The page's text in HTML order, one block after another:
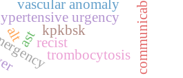
urgency
vascular anomaly
altast kpkbsk
recist
trombocytosis